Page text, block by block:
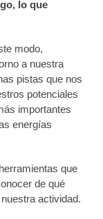
lo que
modo,
a nuestra
pistas que nos
potenciales
importantes
energías
que
de qué
actividad.